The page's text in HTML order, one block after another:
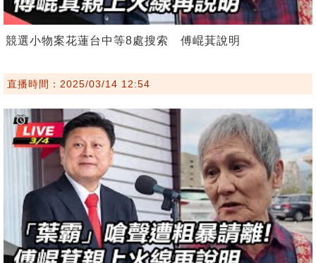
競選小物案花蓮台中等8處搜索 傅崐萁說明
直播時間：2025/03/14 12:54